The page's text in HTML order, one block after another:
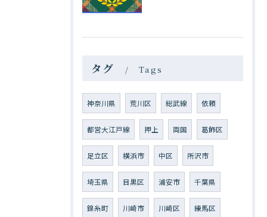
タグ Tags
神奈川県 荒川区 総武線 依頼
都営大江戸線 押上 両国 葛飾区
足立区 横浜市 中区 所沢市
埼玉県 目黒区 浦安市 千葉県
錦糸町 川崎市 川崎区 練馬区